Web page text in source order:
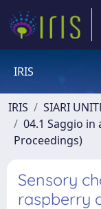
IRIS
IRIS SIARI
04.1 Saggio
Proceedings)
Sensory
raspberry